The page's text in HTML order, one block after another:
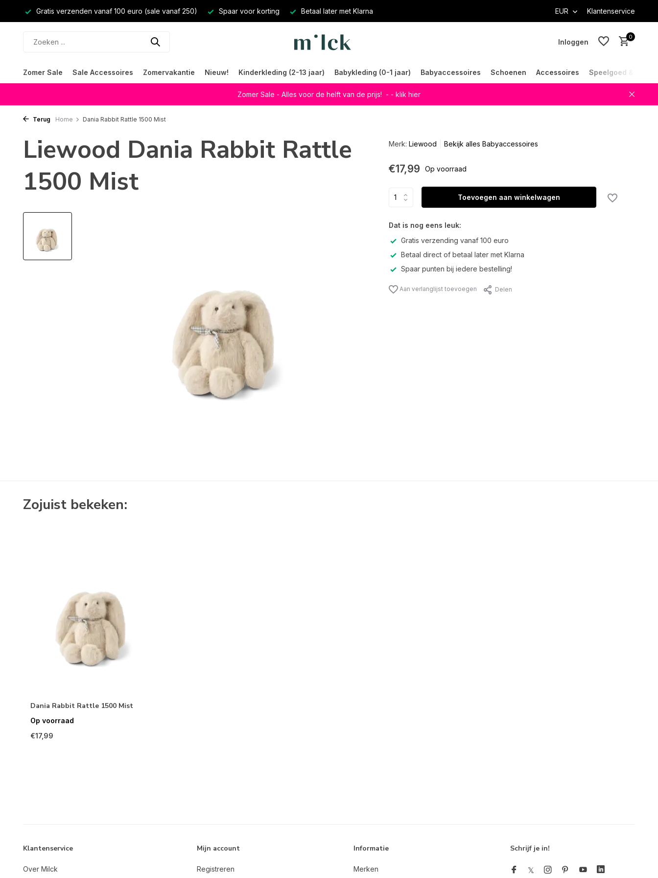
Gratis verzenden vanaf 100 euro (sale vanaf 250) Spaar voor korting Betaal later met Klarna EUR Klantenservice
Inloggen
0
Zomer Sale Sale Accessoires Zomervakantie Nieuw! Kinderkleding (2-13 jaar) Babykleding (0-1 jaar) Babyaccessoires Schoenen Accessoires Speelgoed &
Zomer Sale - Alles voor de helft van de prijs! - - klik hier
Terug Home Dania Rabbit Rattle 1500 Mist
Liewood Dania Rabbit Rattle
1500 Mist
Merk: Liewood Bekijk alles Babyaccessoires
€17,99 Op voorraad
Toevoegen aan winkelwagen
Dat is nog eens leuk:
Gratis verzending vanaf 100 euro
Betaal direct of betaal later met Klarna
Spaar punten bij iedere bestelling!
Aan verlanglijst toevoegen Delen
Zojuist bekeken:
Dania Rabbit Rattle 1500 Mist
Op voorraad
€17,99
Klantenservice
Over Milck
Mijn account
Registreren
Informatie
Merken
Schrijf je in!